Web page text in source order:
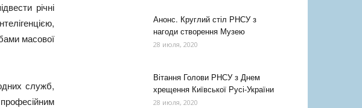
річні
масової
служб,
професійним
Анонс. Круглий стіл РНСУ з
нагоди створення Музею
28 июля, 2020
Вітання Голови РНСУ з Днем
хрещення Київської Русі-України
28 июля, 2020